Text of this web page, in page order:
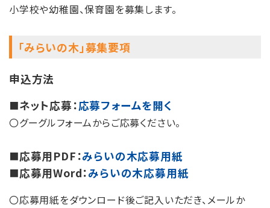
小学校や幼稚園、保育園を募集します。
「みらいの木」募集要項
申込方法
■ネット応募：応募フォームを開く
〇グーグルフォームからご応募ください。
■応募用PDF：みらいの木応募用紙
■応募用Word：みらいの木応募用紙
〇応募用紙をダウンロード後ご記入いただき、メールか